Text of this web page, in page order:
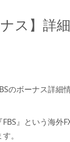
ナス】詳
のボーナス詳細
『FBS』という海
す。